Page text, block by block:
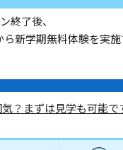
終了後、
ら新学期無料体験を実
？まずは見学も可能で